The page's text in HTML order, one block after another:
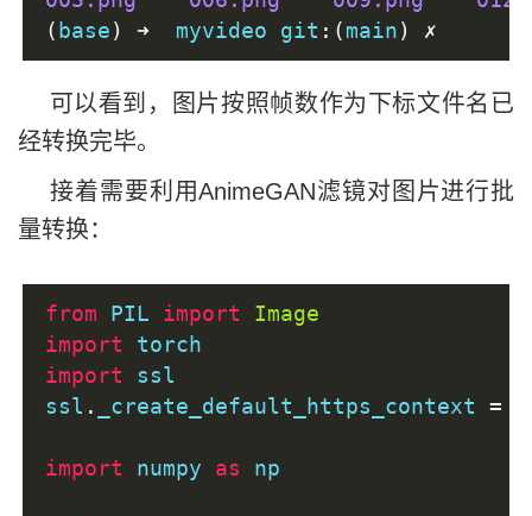
(base) ➜
  myvideo git
:(main) ✗
可以看到，图片按照帧数作为下标文件名已
经转换完毕。
接着需要利用AnimeGAN滤镜对图片进行批
量转换：
from PIL import
Image
import torch
import ssl
ssl . _create_default_https_context =
import numpy as np